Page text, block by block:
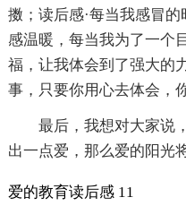
擞；读后感·每当我感冒
感温暖，每当我为了一个
福，让我体会到了强大的
事，只要你用心去体会，
最后，我想对大家说
出一点爱，那么爱的阳光
爱的教育读后感 11